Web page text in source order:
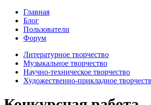
Главная
Блог
Пользователи
Форум
Литературное творчество
Музыкальное творчество
Научно-техническое творчество
Художественно-прикладное